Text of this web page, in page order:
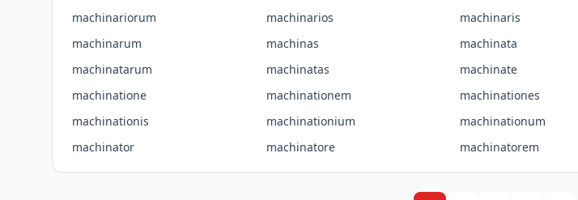
machinariorum
machinarios machinaris
machinarum
machinas machinata
machinatarum
machinatas machinate
machinatione
machinationem machinationes
machinationis
machinationium machinationum
machinator
machinatore machinatorem